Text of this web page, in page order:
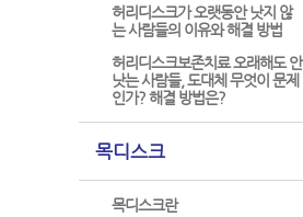
허리디스크가 오랫동안 낫지 않
는 사람들의 이유와 해결 방법
허리디스크보존치료 오래해도 안
낫는 사람들, 도대체 무엇이 문제
인가? 해결 방법은?
목디스크
목디스크란